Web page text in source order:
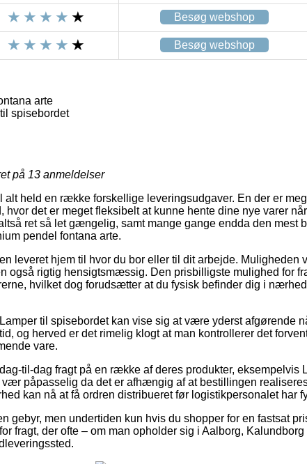
Besøg webshop
Besøg webshop
arte
spisebordet
på 13 anmeldelser
held en række forskellige leveringsudgaver. En der er
hvor det er meget fleksibelt at kunne hente dine nye varer
ret så let gængelig, samt mange gange endda den mest
pendel fontana arte.
leveret hjem til hvor du bor eller til dit arbejde. Muligheden
også rigtig hensigtsmæssig. Den prisbilligste mulighed for
hvilket dog forudsætter at du fysisk befinder dig i
til spisebordet kan vise sig at være yderst afgørende
og herved er det rimelig klogt at man kontrollerer det
vare.
til-dag fragt på en række af deres produkter, eksempelvis
påpasselig da det er afhængig af at bestillingen
kan nå at få ordren distribueret før logistikpersonalet har
gebyr, men undertiden kun hvis du shopper for en fastsat
fragt, der ofte – om man opholder sig i Aalborg,